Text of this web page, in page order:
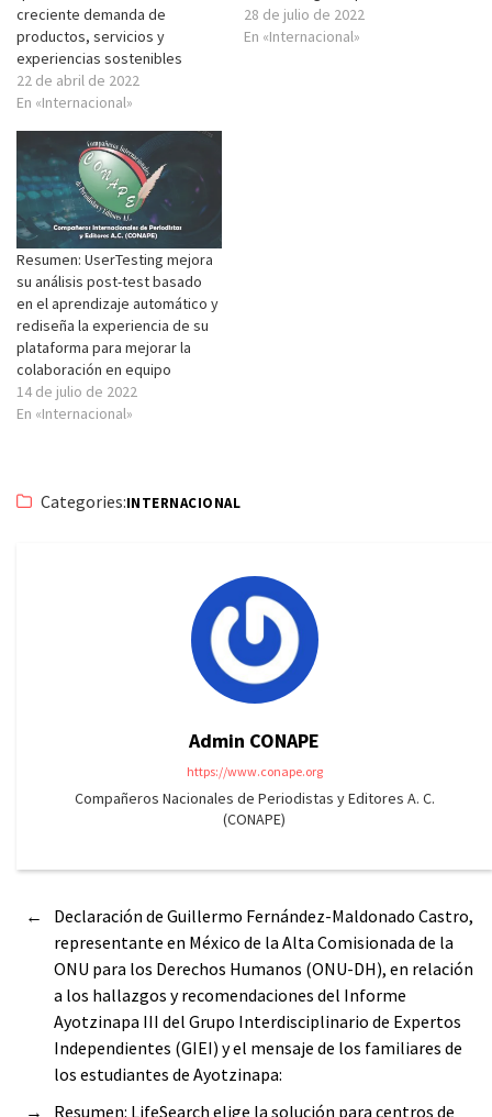
creciente demanda de
productos, servicios y
experiencias sostenibles
22 de abril de 2022
En «Internacional»
28 de julio de 2022
En «Internacional»
Resumen: UserTesting mejora
su análisis post-test basado
en el aprendizaje automático y
rediseña la experiencia de su
plataforma para mejorar la
colaboración en equipo
14 de julio de 2022
En «Internacional»
Categories:INTERNACIONAL
Admin CONAPE
https://www.conape.org
Compañeros Nacionales de Periodistas y Editores A. C.
(CONAPE)
←
Declaración de Guillermo Fernández-Maldonado Castro,
representante en México de la Alta Comisionada de la
ONU para los Derechos Humanos (ONU-DH), en relación
a los hallazgos y recomendaciones del Informe
Ayotzinapa III del Grupo Interdisciplinario de Expertos
Independientes (GIEI) y el mensaje de los familiares de
los estudiantes de Ayotzinapa:
→
Resumen: LifeSearch elige la solución para centros de